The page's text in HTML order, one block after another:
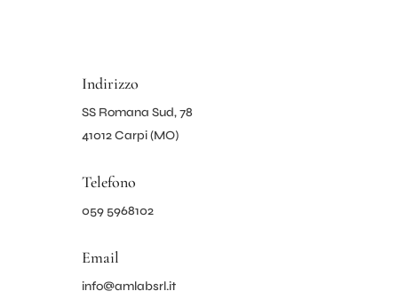
Indirizzo
SS Romana Sud, 78
41012 Carpi (MO)
Telefono
059 5968102
Email
info@amlabsrl.it